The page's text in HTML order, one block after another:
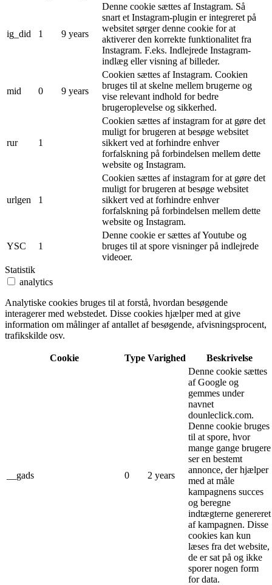
ig_did 1 9 years
Denne cookie sættes af Instagram. Så
snart et Instagram-plugin er integreret på
websitet sørger denne cookie for at
aktiverer den korrekte funktionalitet fra
Instagram. F.eks. Indlejrede Instagram-
indlæg eller visning af billeder.
mid 0 9 years
Cookien sættes af Instagram. Cookien
bruges til at skelne mellem brugerne og
vise relevant indhold for bedre
brugeroplevelse og sikkerhed.
rur 1
Cookien sættes af instagram for at gøre det
muligt for brugeren at besøge websitet
sikkert ved at forhindre enhver
forfalskning på forbindelsen mellem dette
website og Instagram.
urlgen 1
Cookien sættes af instagram for at gøre det
muligt for brugeren at besøge websitet
sikkert ved at forhindre enhver
forfalskning på forbindelsen mellem dette
website og Instagram.
YSC 1
Denne cookie er sættes af Youtube og
bruges til at spore visninger på indlejrede
videoer.
Statistik
analytics
Analytiske cookies bruges til at forstå, hvordan besøgende
interagerer med webstedet. Disse cookies hjælper med at give
information om målinger af antallet af besøgende, afvisningsprocent,
trafikskilde osv.
Cookie Type Varighed Beskrivelse
__gads 0 2 years
Denne cookie sættes
af Google og
gemmes under
navnet
dounleclick.com.
Denne cookie bruges
til at spore, hvor
mange gange brugere
ser en bestemt
annonce, der hjælper
med at måle
kampagnens succes
og beregne
indtægterne genereret
af kampagnen. Disse
cookies kan kun
læses fra det website,
de er sat på og ikke
sporer nogen form
for data.